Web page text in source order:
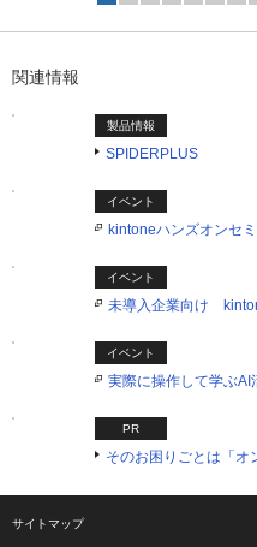
関連情報
製品情報
SPIDERPLUS
イベント
kintoneハンズオンセ
イベント
未導入企業向け
イベント
実際に操作して学ぶ
PR
そのお困りごとは「オ
サイトマップ